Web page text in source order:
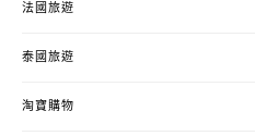
法國旅遊
泰國旅遊
淘寶購物